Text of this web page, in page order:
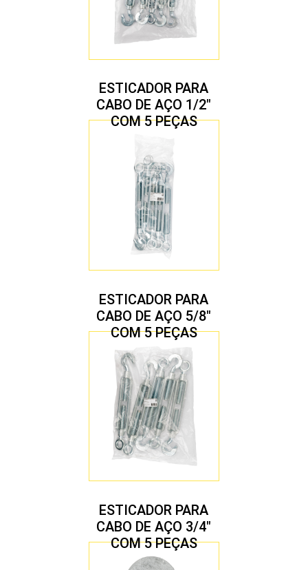
ESTICADOR PARA
CABO DE AÇO 1/2″
COM 5 PEÇAS
ESTICADOR PARA
CABO DE AÇO 5/8″
COM 5 PEÇAS
ESTICADOR PARA
CABO DE AÇO 3/4″
COM 5 PEÇAS